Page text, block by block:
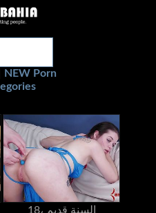
NEW Porn
18، السنة قديم